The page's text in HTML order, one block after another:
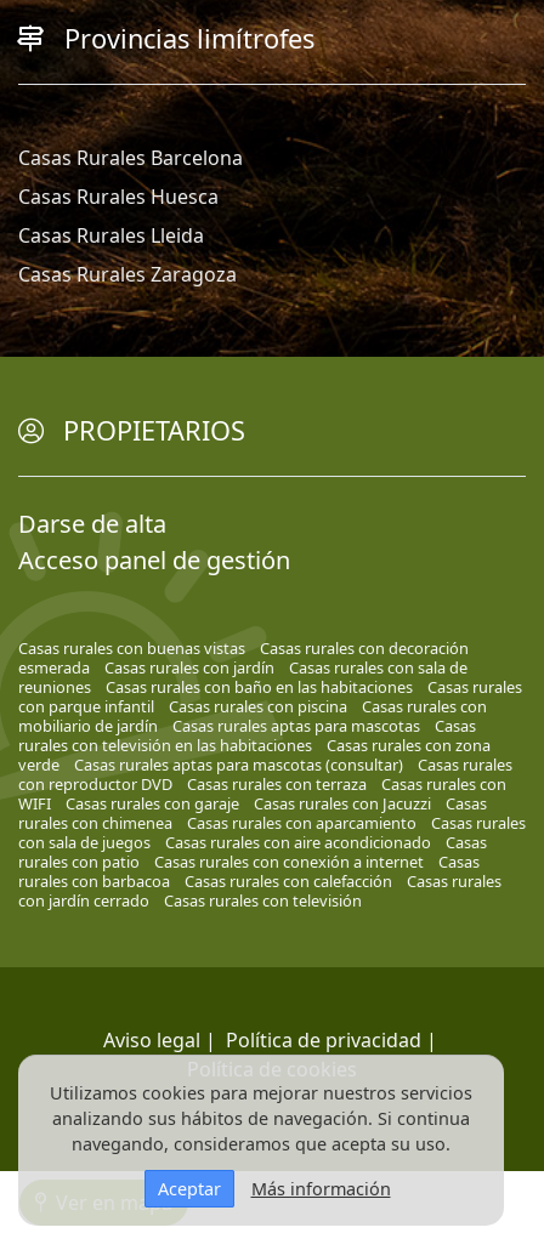
Ver en mapa
Provincias limítrofes
Casas Rurales Barcelona
Casas Rurales Huesca
Casas Rurales Lleida
Casas Rurales Zaragoza
PROPIETARIOS
Darse de alta
Acceso panel de gestión
Casas rurales con buenas vistas
Casas rurales con decoración
esmerada
Casas rurales con jardín
Casas rurales con sala de
reuniones
Casas rurales con baño en las habitaciones
Casas rurales
con parque infantil
Casas rurales con piscina
Casas rurales con
mobiliario de jardín
Casas rurales aptas para mascotas
Casas
rurales con televisión en las habitaciones
Casas rurales con zona
verde
Casas rurales aptas para mascotas (consultar)
Casas rurales
con reproductor DVD
Casas rurales con terraza
Casas rurales con
WIFI
Casas rurales con garaje Casas rurales con Jacuzzi
Casas
rurales con chimenea
Casas rurales con aparcamiento
Casas rurales
con sala de juegos
Casas rurales con aire acondicionado
Casas
rurales con patio
Casas rurales con conexión a internet
Casas
rurales con barbacoa
Casas rurales con calefacción
Casas rurales
con jardín cerrado
Casas rurales con televisión
Aviso legal | Política de privacidad |
Política de cookies
Utilizamos cookies para mejorar nuestros servicios
analizando sus hábitos de navegación. Si continua
navegando, consideramos que acepta su uso.
Aceptar
Más información